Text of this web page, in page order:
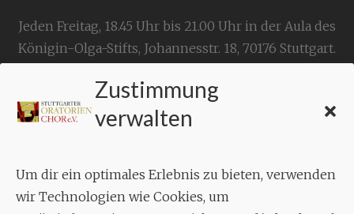
Zustimmung
verwalten
Um dir ein optimales Erlebnis zu bieten, verwenden
wir Technologien wie Cookies, um
Jeden Freitag, 18.45 Uhr bis 21.00 Uhr in der Aula des
Königin-Olga-Stifts, Johannesstr. 18, 70176 Stuttgart.
KONTAKT
Geschäftsstelle:
Aixheimer Str. 18
70619 Stuttgart